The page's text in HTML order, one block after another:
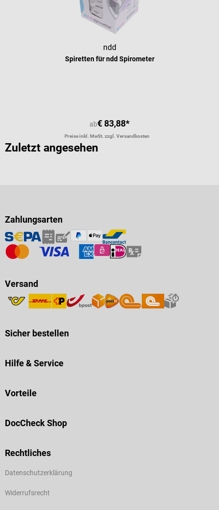
ndd
Spiretten für ndd Spirometer
ab€ 83,88*
Preise inkl. MwSt. zzgl. Versandkosten
Zuletzt angesehen
Zahlungsarten
Versand
Sicher bestellen
Hilfe & Service
Vorteile
DocCheck Shop
Rechtliches
Datenschutzerklärung
Widerrufsrecht